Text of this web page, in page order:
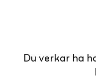
Du verkar ha